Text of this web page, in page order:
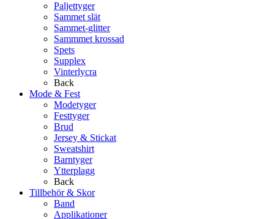
Paljettyger
Sammet slät
Sammet-glitter
Sammmet krossad
Spets
Supplex
Vinterlycra
Back
Mode & Fest
Modetyger
Festtyger
Brud
Jersey & Stickat
Sweatshirt
Barntyger
Ytterplagg
Back
Tillbehör & Skor
Band
Applikationer